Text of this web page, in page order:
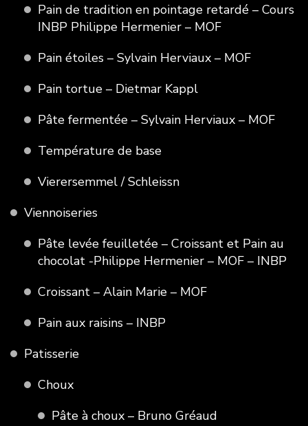
Pain de tradition en pointage retardé – Cours
INBP Philippe Hermenier – MOF
Pain étoiles – Sylvain Herviaux – MOF
Pain tortue – Dietmar Kappl
Pâte fermentée – Sylvain Herviaux – MOF
Température de base
Vierersemmel / Schleissn
Viennoiseries
Pâte levée feuilletée – Croissant et Pain au
chocolat -Philippe Hermenier – MOF – INBP
Croissant – Alain Marie – MOF
Pain aux raisins – INBP
Patisserie
Choux
Pâte à choux – Bruno Gréaud